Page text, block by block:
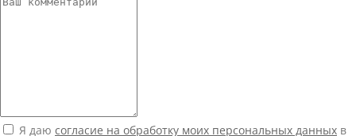
Я даю согласие на обработку моих персональных данных в